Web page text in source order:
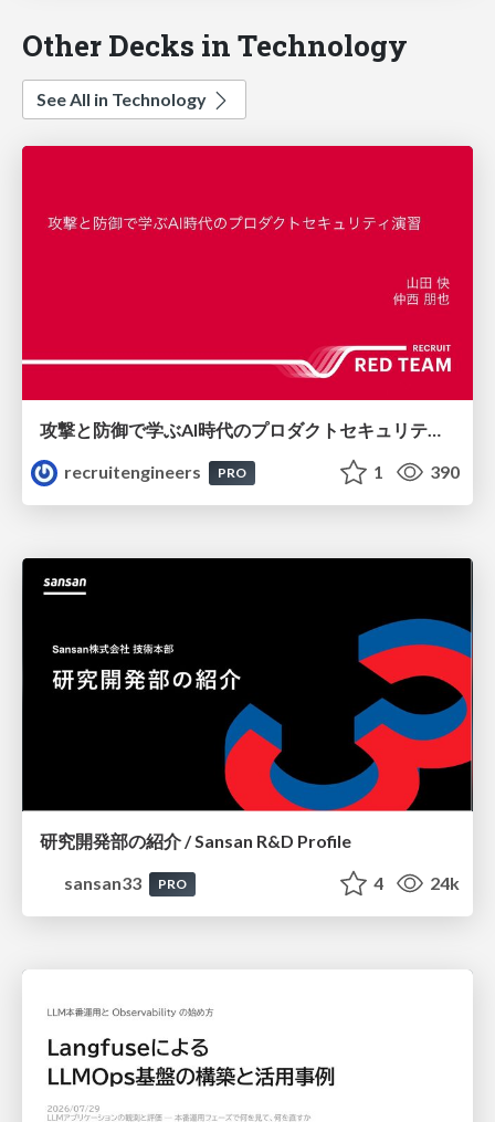
Other Decks in Technology
See All in Technology
recruitengineers
PRO 1 390
研究開発部の紹介 / Sansan R&D Profile
sansan33
PRO 4 24k